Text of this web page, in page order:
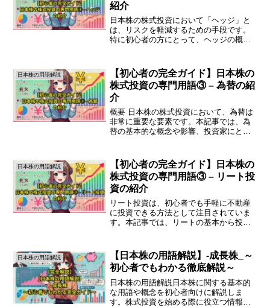
紹介
日本株の株式投資において「ヘッジ」と
は、リスクを軽減するための手段です。
特に初心者の方にとって、ヘッジの概念
かりやすく解説します。ヘッジとは何か
ヘッジは、投資のリスクを...
日本株の用語解説
【初心者の完全ガイド】日本株の
株式投資の専門用語③ – 為替の紹
介
概要 日本株の株式投資において、為替は
非常に重要な要素です。本記事では、為
替の基本的な概念や影響、投資家にとっ
は、異なる通貨間での交換を指します。
例えば、日本円を米ドル...
日本株の用語解説
【初心者の完全ガイド】日本株の
株式投資の専門用語③ – リート投
資の紹介
リート投資は、初心者でも手軽に不動産
に投資できる方法として注目されていま
す。本記事では、リートの基本から投資
とは？リート（REIT）は「不動産投資信
託」の略称で、投資家...
日本株の用語解説
【日本株の用語解説】-成長株_～
初心者でもわかる徹底解説～
日本株の用語解説日本株に関する基本的
な用語や概念を初心者向けに解説しま
す。株式投資を始める際に役立つ情報を